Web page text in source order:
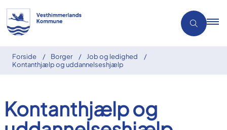
Forside Borger
Job og ledighed
Kontanthjælp og uddannelseshjælp
Kontanthjælp og